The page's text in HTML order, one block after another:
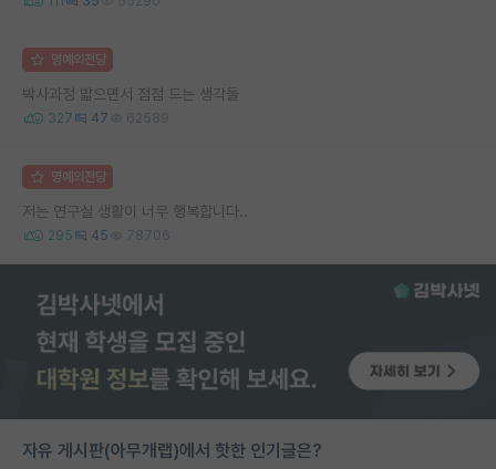
명예의전당
박사과정 밟으면서 점점 드는 생각들
327 47 62589
명예의전당
저는 연구실 생활이 너무 행복합니다..
295 45 78706
자유 게시판(아무개랩)에서 핫한 인기글은?